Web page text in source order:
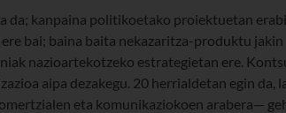
da; kanpaina politikoetako proiektuetan
bai; baina baita nekazaritza-produktu jakin
nazioartekotzeko estrategietan ere.
aipa dezakegu. 20 herrialdetan egin da,
eta komunikaziokoen arabera—